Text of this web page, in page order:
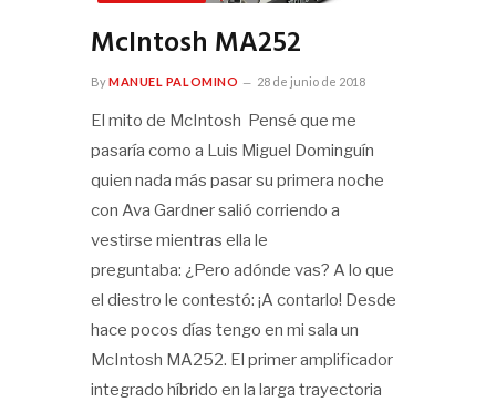
McIntosh MA252
ByMANUEL PALOMINO 28 de junio de 2018
El mito de McIntosh Pensé que me
pasaría como a Luis Miguel Dominguín
quien nada más pasar su primera noche
con Ava Gardner salió corriendo a
vestirse mientras ella le
preguntaba: ¿Pero adónde vas? A lo que
el diestro le contestó: ¡A contarlo! Desde
hace pocos días tengo en mi sala un
McIntosh MA252. El primer amplificador
integrado híbrido en la larga trayectoria